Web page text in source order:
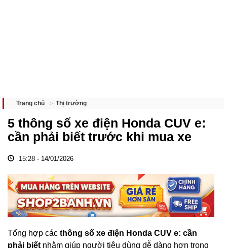
Trang chủ Thị trường
5 thông số xe điện Honda CUV e:
cần phải biết trước khi mua xe
15:28 - 14/01/2026
Tổng hợp các thông số xe điện Honda CUV e: cần
phải biết nhằm giúp người tiêu dùng dễ dàng hơn trong